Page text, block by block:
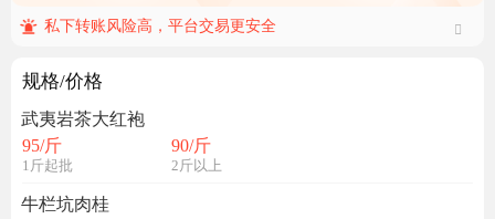
私下转账风险高，平台交易更安全
规格/价格
武夷岩茶大红袍
95/斤
1斤起批
90/斤
2斤以上
牛栏坑肉桂